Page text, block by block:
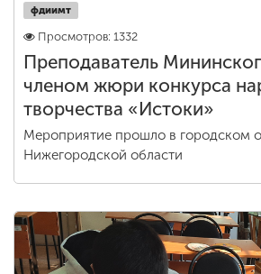
фдиимт
Просмотров: 1332
Преподаватель
членом жюри конкурса
творчества «Истоки»
Мероприятие прошло в городском
Нижегородской области